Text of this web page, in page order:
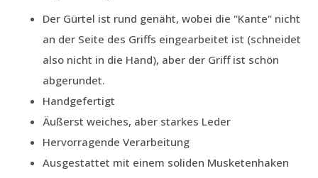
Der Gürtel ist rund genäht, wobei die "Kante" nicht
an der Seite des Griffs eingearbeitet ist (schneidet
also nicht in die Hand), aber der Griff ist schön
abgerundet.
Handgefertigt
Äußerst weiches, aber starkes Leder
Hervorragende Verarbeitung
Ausgestattet mit einem soliden Musketenhaken